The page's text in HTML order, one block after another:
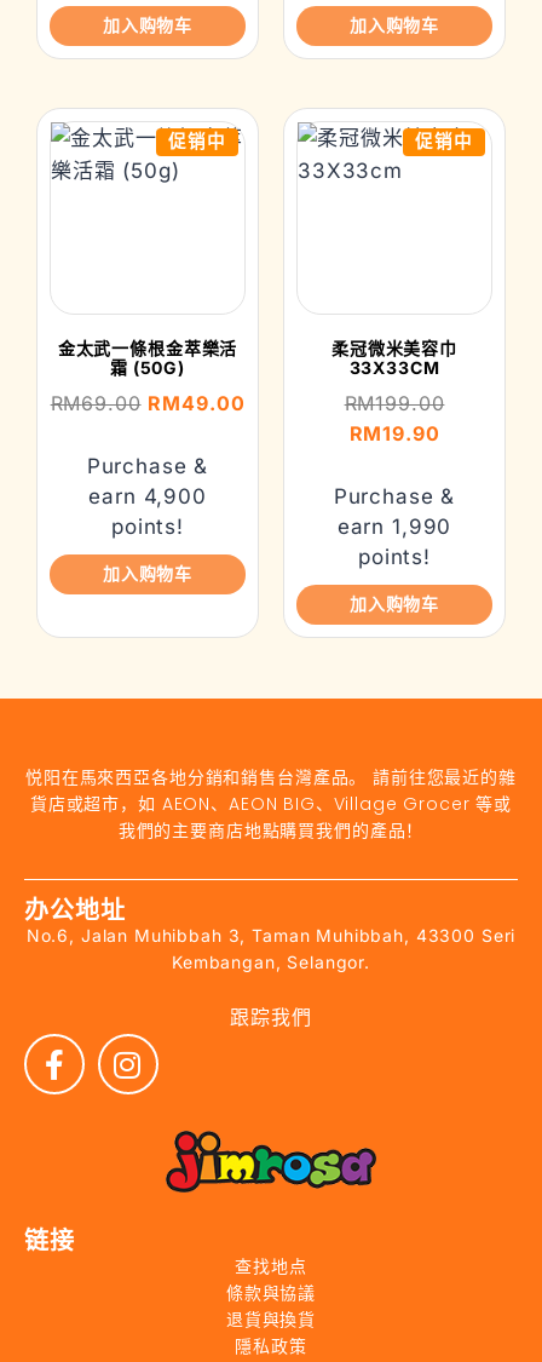
加入购物车 加入购物车
促销中
金太武一條根金萃樂活
霜 (50G)
RM69.00 RM49.00
Purchase &
earn 4,900
points!
加入购物车
促销中
柔冠微米美容巾
33X33CM
RM199.00
RM19.90
Purchase &
earn 1,990
points!
加入购物车
悦阳在馬來西亞各地分銷和銷售台灣產品。 請前往您最近的雜
貨店或超市，如 AEON、AEON BIG、Village Grocer 等或
我們的主要商店地點購買我們的產品！
办公地址
No.6, Jalan Muhibbah 3, Taman Muhibbah, 43300 Seri
Kembangan, Selangor.
跟踪我們
链接
查找地点
條款與協議
退貨與換貨
隱私政策